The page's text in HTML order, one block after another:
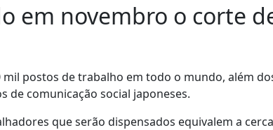
em novembro o corte
postos de trabalho em todo o mundo, além
de comunicação social japoneses.
que serão dispensados equivalem a